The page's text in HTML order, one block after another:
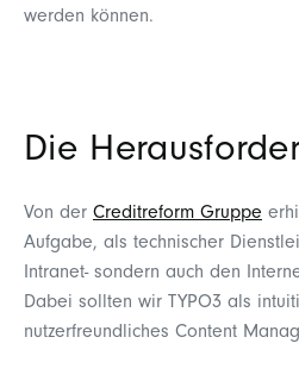
werden können.
Die
Von der Creditreform Gruppe
Aufgabe, als technischer
Intranet- sondern auch den
Dabei sollten wir TYPO3 als
nutzerfreundliches Content